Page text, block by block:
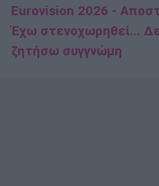
Eurovision 2026 -
Έχω στενοχωρηθεί...
ζητήσω συγγνώμη